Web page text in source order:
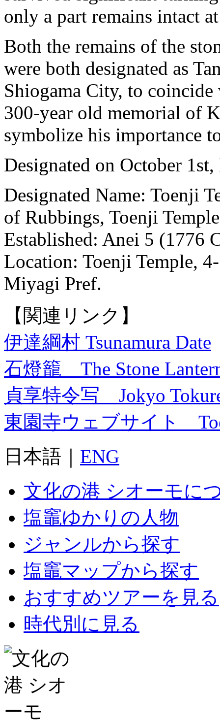
only a part remains intact
Both the remains of the
were both designated as
Shiogama City, to
300-year old memorial of
symbolize his importance
Designated on October
Designated Name: Toenji
of Rubbings, Toenji
Established: Anei 5 (1776
Location: Toenji Temple,
Miyagi Pref.
【関連リンク】
伊達綱村 Tsunamura Date
石燈籠 The Stone
貞享特令写 Jokyo
東園寺ウェブサイト
日本語｜ ENG
文化の港 シオーモに
塩竈ゆかりの人物
ジャンルから探す
塩竈マップから探す
おすすめツアーを見る
時代別に見る